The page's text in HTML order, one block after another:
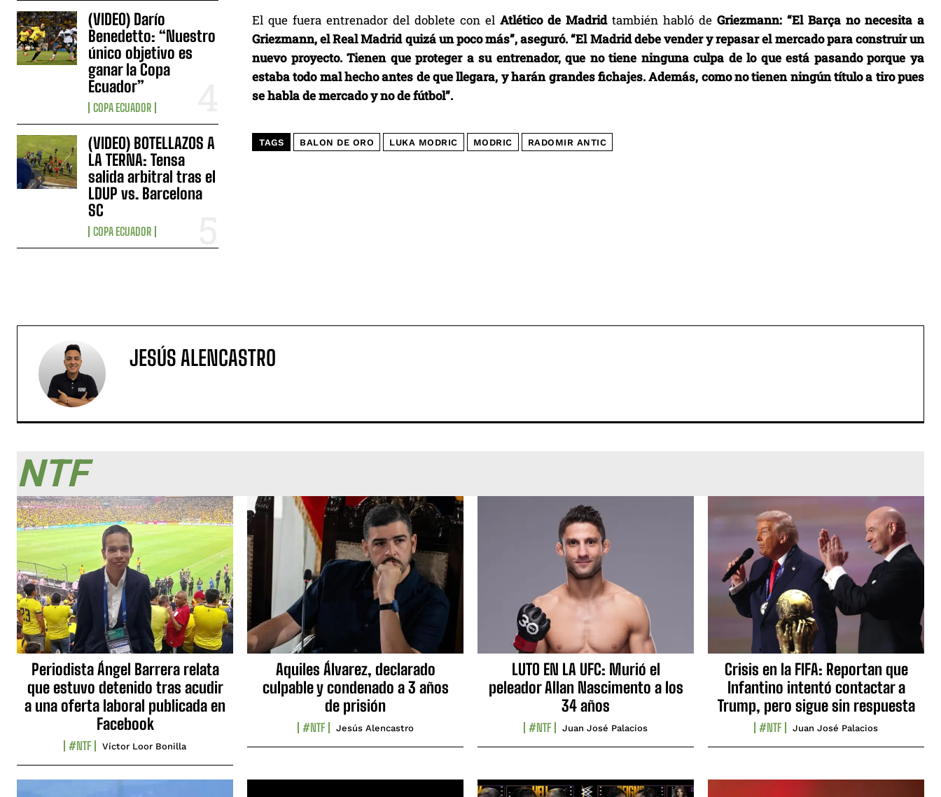
(VIDEO) Darío
Benedetto: “Nuestro
único objetivo es
ganar la Copa
Ecuador”
COPA ECUADOR
(VIDEO) BOTELLAZOS A
LA TERNA: Tensa
salida arbitral tras el
LDUP vs. Barcelona
SC
COPA ECUADOR
El que fuera entrenador del doblete con el Atlético de Madridtambién habló de Griezmann: “El Barça no necesita a
Griezmann, el Real Madrid quizá un poco más”, aseguró. “El Madrid debe vender y repasar el mercado para construir un
nuevo proyecto. Tienen que proteger a su entrenador, que no tiene ninguna culpa de lo que está pasando porque ya
estaba todo mal hecho antes de que llegara, y harán grandes fichajes. Además, como no tienen ningún título a tiro pues
se habla de mercado y no de fútbol”.
TAGS BALON DE ORO LUKA MODRIC MODRIC RADOMIR ANTIC
JESÚS ALENCASTRO
NTF
Periodista Ángel Barrera relata
que estuvo detenido tras acudir
a una oferta laboral publicada en
Facebook
#NTF Víctor Loor Bonilla
Aquiles Álvarez, declarado
culpable y condenado a 3 años
de prisión
#NTF Jesús Alencastro
LUTO EN LA UFC: Murió el
peleador Allan Nascimento a los
34 años
#NTF Juan José Palacios
Crisis en la FIFA: Reportan que
Infantino intentó contactar a
Trump, pero sigue sin respuesta
#NTF Juan José Palacios